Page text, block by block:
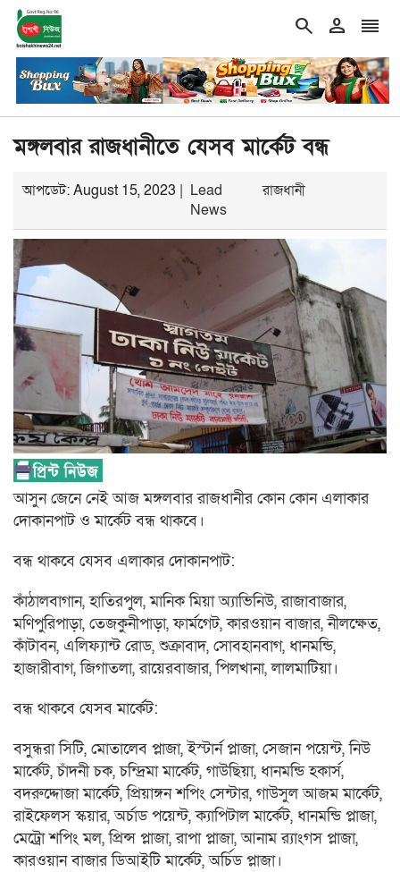
search person reorder
শিরোনাম
নিজের চল্লিশা ২ হাজার মানুষকে খাওয়ালেন বৃদ্ধ double_arrow
মঙ্গলবার রাজধানীতে যেসব মার্কেট বন্ধ
আপডেট: August 15, 2023 | Lead
News
রাজধানী
আসুন জেনে নেই আজ মঙ্গলবার রাজধানীর কোন কোন এলাকার
দোকানপাট ও মার্কেট বন্ধ থাকবে।
বন্ধ থাকবে যেসব এলাকার দোকানপাট:
কাঁঠালবাগান, হাতিরপুল, মানিক মিয়া অ্যাভিনিউ, রাজাবাজার,
মণিপুরিপাড়া, তেজকুনীপাড়া, ফার্মগেট, কারওয়ান বাজার, নীলক্ষেত,
কাঁটাবন, এলিফ্যান্ট রোড, শুক্রাবাদ, সোবহানবাগ, ধানমন্ডি,
হাজারীবাগ, জিগাতলা, রায়েরবাজার, পিলখানা, লালমাটিয়া।
বন্ধ থাকবে যেসব মার্কেট:
বসুন্ধরা সিটি, মোতালেব প্লাজা, ইস্টার্ন প্লাজা, সেজান পয়েন্ট, নিউ
মার্কেট, চাঁদনী চক, চন্দ্রিমা মার্কেট, গাউছিয়া, ধানমন্ডি হকার্স,
বদরুদ্দোজা মার্কেট, প্রিয়াঙ্গন শপিং সেন্টার, গাউসুল আজম মার্কেট,
রাইফেলস স্কয়ার, অর্চাড পয়েন্ট, ক্যাপিটাল মার্কেট, ধানমন্ডি প্লাজা,
মেট্রো শপিং মল, প্রিন্স প্লাজা, রাপা প্লাজা, আনাম র‌্যাংগস প্লাজা,
কারওয়ান বাজার ডিআইটি মার্কেট, অর্চিড প্লাজা।